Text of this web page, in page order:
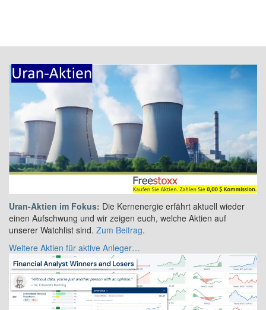
Uran-Aktien im Fokus: Die Kernenergie erfährt aktuell wieder
einen Aufschwung und wir zeigen euch, welche Aktien auf
unserer Watchlist sind. Zum Beitrag.
Weitere Aktien für aktive Anleger…